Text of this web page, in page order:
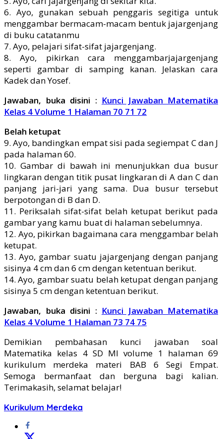
6. Ayo, gunakan sebuah penggaris segitiga untuk
menggambar bermacam-macam bentuk jajargenjang
di buku catatanmu
7. Ayo, pelajari sifat-sifat jajargenjang.
8. Ayo, pikirkan cara menggambarjajargenjang
seperti gambar di samping kanan. Jelaskan cara
Kadek dan Yosef.
Jawaban, buka disini : Kunci Jawaban Matematika
Kelas 4 Volume 1 Halaman 70 71 72
Belah ketupat
9. Ayo, bandingkan empat sisi pada segiempat C dan J
pada halaman 60.
10. Gambar di bawah ini menunjukkan dua busur
lingkaran dengan titik pusat lingkaran di A dan C dan
panjang jari-jari yang sama. Dua busur tersebut
berpotongan di B dan D.
11. Periksalah sifat-sifat belah ketupat berikut pada
gambar yang kamu buat di halaman sebelumnya.
12. Ayo, pikirkan bagaimana cara menggambar belah
ketupat.
13. Ayo, gambar suatu jajargenjang dengan panjang
sisinya 4 cm dan 6 cm dengan ketentuan berikut.
14. Ayo, gambar suatu belah ketupat dengan panjang
sisinya 5 cm dengan ketentuan berikut.
Jawaban, buka disini : Kunci Jawaban Matematika
Kelas 4 Volume 1 Halaman 73 74 75
Demikian pembahasan kunci jawaban soal
Matematika kelas 4 SD MI volume 1 halaman 69
kurikulum merdeka materi BAB 6 Segi Empat.
Semoga bermanfaat dan berguna bagi kalian.
Terimakasih, selamat belajar!
Kurikulum Merdeka